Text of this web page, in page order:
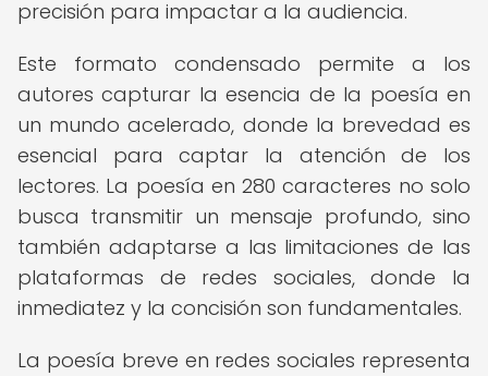
precisión para impactar a la audiencia.
Este formato condensado permite a los
autores capturar la esencia de la poesía en
un mundo acelerado, donde la brevedad es
esencial para captar la atención de los
lectores. La poesía en 280 caracteres no solo
busca transmitir un mensaje profundo, sino
también adaptarse a las limitaciones de las
plataformas de redes sociales, donde la
inmediatez y la concisión son fundamentales.
La poesía breve en redes sociales representa